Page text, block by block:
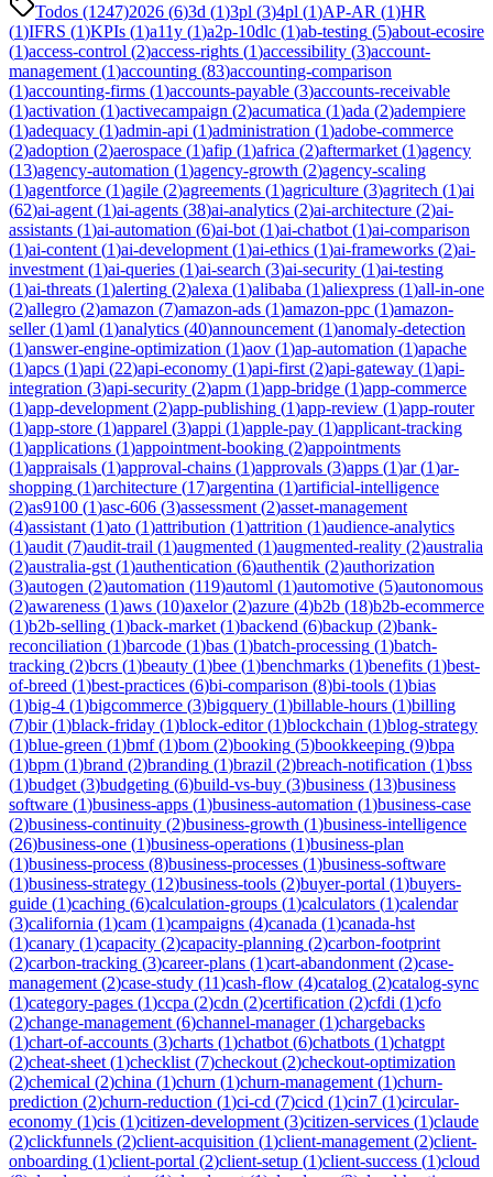
Todos (1247)2026 (6)3d (1)3pl (3)4pl (1)AP-AR (1)HR
(1)IFRS (1)KPIs (1)a11y (1)a2p-10dlc (1)ab-testing (5)about-ecosire
(1)access-control (2)access-rights (1)accessibility (3)account-
management (1)accounting (83)accounting-comparison
(1)accounting-firms (1)accounts-payable (3)accounts-receivable
(1)activation (1)activecampaign (2)acumatica (1)ada (2)adempiere
(1)adequacy (1)admin-api (1)administration (1)adobe-commerce
(2)adoption (2)aerospace (1)afip (1)africa (2)aftermarket (1)agency
(13)agency-automation (1)agency-growth (2)agency-scaling
(1)agentforce (1)agile (2)agreements (1)agriculture (3)agritech (1)ai
(62)ai-agent (1)ai-agents (38)ai-analytics (2)ai-architecture (2)ai-
assistants (1)ai-automation (6)ai-bot (1)ai-chatbot (1)ai-comparison
(1)ai-content (1)ai-development (1)ai-ethics (1)ai-frameworks (2)ai-
investment (1)ai-queries (1)ai-search (3)ai-security (1)ai-testing
(1)ai-threats (1)alerting (2)alexa (1)alibaba (1)aliexpress (1)all-in-one
(2)allegro (2)amazon (7)amazon-ads (1)amazon-ppc (1)amazon-
seller(1)aml (1)analytics (40)announcement (1)anomaly-detection
(1)answer-engine-optimization (1)aov (1)ap-automation (1)apache
(1)apcs (1)api (22)api-economy (1)api-first (2)api-gateway (1)api-
integration (3)api-security (2)apm (1)app-bridge (1)app-commerce
(1)app-development (2)app-publishing (1)app-review (1)app-router
(1)app-store (1)apparel (3)appi (1)apple-pay (1)applicant-tracking
(1)applications (1)appointment-booking (2)appointments
(1)appraisals (1)approval-chains (1)approvals (3)apps (1)ar(1)ar-
shopping (1)architecture (17)argentina (1)artificial-intelligence
(2)as9100 (1)asc-606 (3)assessment (2)asset-management
(4)assistant (1)ato (1)attribution (1)attrition (1)audience-analytics
(1)audit (7)audit-trail (1)augmented (1)augmented-reality (2)australia
(2)australia-gst (1)authentication (6)authentik (2)authorization
(3)autogen (2)automation (119)automl (1)automotive (5)autonomous
(2)awareness (1)aws (10)axelor(2)azure (4)b2b (18)b2b-ecommerce
(1)b2b-selling (1)back-market (1)backend (6)backup (2)bank-
reconciliation (1)barcode (1)bas (1)batch-processing (1)batch-
tracking (2)bcrs (1)beauty (1)bee (1)benchmarks (1)benefits (1)best-
of-breed (1)best-practices (6)bi-comparison (8)bi-tools (1)bias
(1)big-4 (1)bigcommerce (3)bigquery (1)billable-hours (1)billing
(7)bir(1)black-friday (1)block-editor(1)blockchain (1)blog-strategy
(1)blue-green (1)bmf(1)bom (2)booking (5)bookkeeping (9)bpa
(1)bpm (1)brand (2)branding (1)brazil (2)breach-notification (1)bss
(1)budget (3)budgeting (6)build-vs-buy (3)business (13)business
software (1)business-apps (1)business-automation (1)business-case
(2)business-continuity (2)business-growth (1)business-intelligence
(26)business-one (1)business-operations (1)business-plan
(1)business-process (8)business-processes (1)business-software
(1)business-strategy (12)business-tools (2)buyer-portal (1)buyers-
guide (1)caching (6)calculation-groups (1)calculators (1)calendar
(3)california (1)cam (1)campaigns (4)canada (1)canada-hst
(1)canary (1)capacity (2)capacity-planning (2)carbon-footprint
(2)carbon-tracking (3)career-plans (1)cart-abandonment (2)case-
management (2)case-study (11)cash-flow (4)catalog (2)catalog-sync
(1)category-pages (1)ccpa (2)cdn (2)certification (2)cfdi (1)cfo
(2)change-management (6)channel-manager(1)chargebacks
(1)chart-of-accounts (3)charts (1)chatbot (6)chatbots (1)chatgpt
(2)cheat-sheet (1)checklist (7)checkout (2)checkout-optimization
(2)chemical (2)china (1)churn (1)churn-management (1)churn-
prediction (2)churn-reduction (1)ci-cd (7)cicd (1)cin7 (1)circular-
economy (1)cis (1)citizen-development (3)citizen-services (1)claude
(2)clickfunnels (2)client-acquisition (1)client-management (2)client-
onboarding (1)client-portal (2)client-setup (1)client-success (1)cloud